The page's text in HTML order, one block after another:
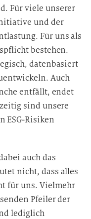
Für viele unserer
und der
Für uns als
bestehen.
datenbasiert
Auch
entfällt, endet
sind unsere
ESG-Risiken
auch das
nicht, dass alles
für uns. Vielmehr
Pfeiler der
lediglich